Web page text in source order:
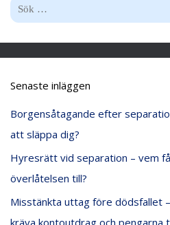
t
e
r
:
Senaste inläggen
Borgensåtagande efter
att släppa dig?
Hyresrätt vid separation – vem
överlåtelsen till?
Misstänkta uttag före dödsfallet
kräva kontoutdrag och pengarna